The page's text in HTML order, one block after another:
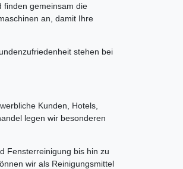
finden gemeinsam die
an, damit Ihre
stehen bei
Kunden, Hotels,
legen wir besonderen
Fensterreinigung bis hin zu
wir als Reinigungsmittel